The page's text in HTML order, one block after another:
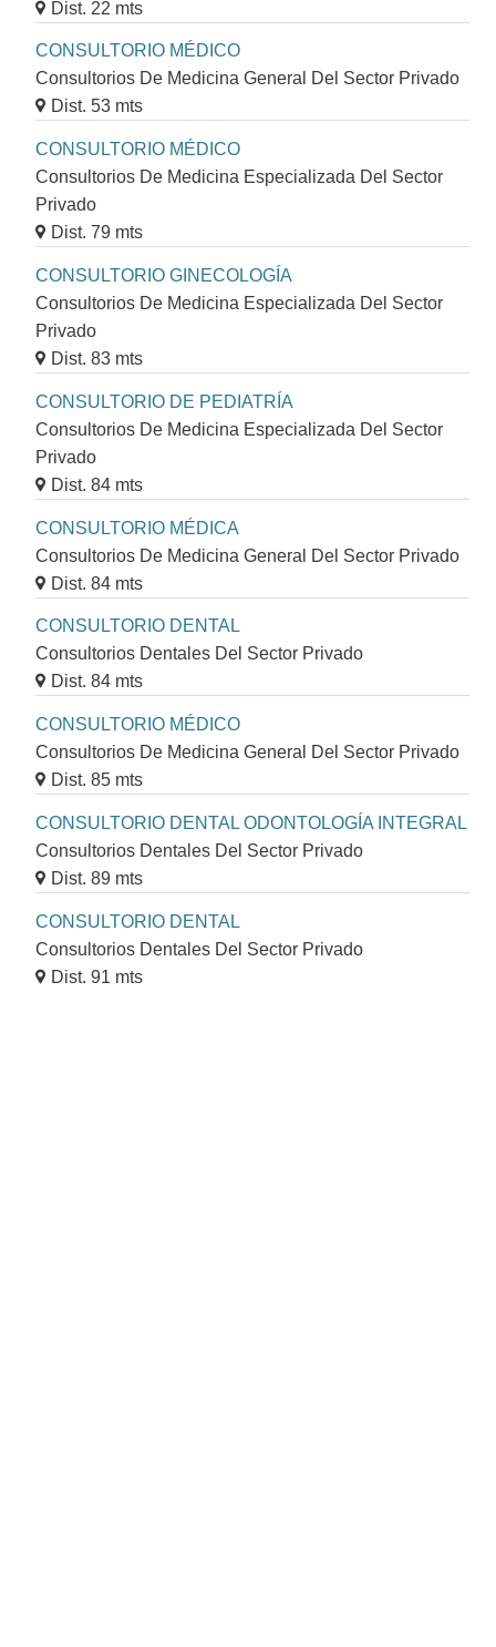
Dist. 22 mts
CONSULTORIO MÉDICO
Consultorios De Medicina General Del Sector Privado
Dist. 53 mts
CONSULTORIO MÉDICO
Consultorios De Medicina Especializada Del Sector
Privado
Dist. 79 mts
CONSULTORIO GINECOLOGÍA
Consultorios De Medicina Especializada Del Sector
Privado
Dist. 83 mts
CONSULTORIO DE PEDIATRÍA
Consultorios De Medicina Especializada Del Sector
Privado
Dist. 84 mts
CONSULTORIO MÉDICA
Consultorios De Medicina General Del Sector Privado
Dist. 84 mts
CONSULTORIO DENTAL
Consultorios Dentales Del Sector Privado
Dist. 84 mts
CONSULTORIO MÉDICO
Consultorios De Medicina General Del Sector Privado
Dist. 85 mts
CONSULTORIO DENTAL ODONTOLOGÍA INTEGRAL
Consultorios Dentales Del Sector Privado
Dist. 89 mts
CONSULTORIO DENTAL
Consultorios Dentales Del Sector Privado
Dist. 91 mts